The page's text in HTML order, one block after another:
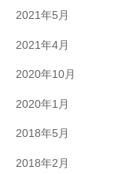
2021年5月
2021年4月
2020年10月
2020年1月
2018年5月
2018年2月